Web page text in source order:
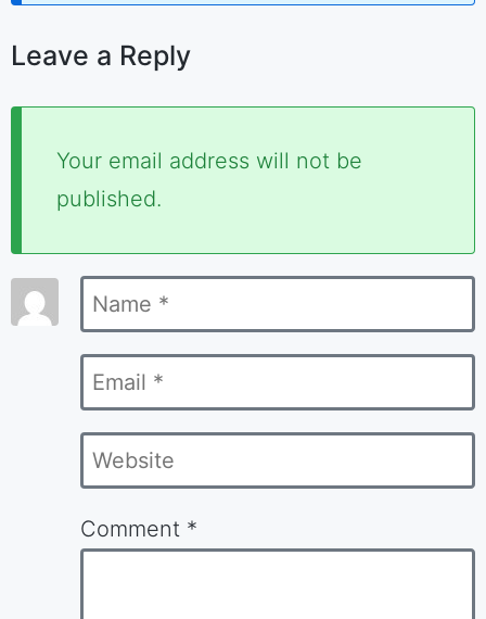
Leave a Reply
Your email address will not be
published.
Required
marked
Name
*
Email
*
Website
Comment *